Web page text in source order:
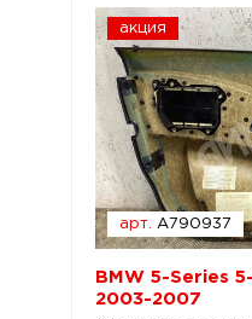
акция
арт. A790937
BMW 5-Series
2003-2007